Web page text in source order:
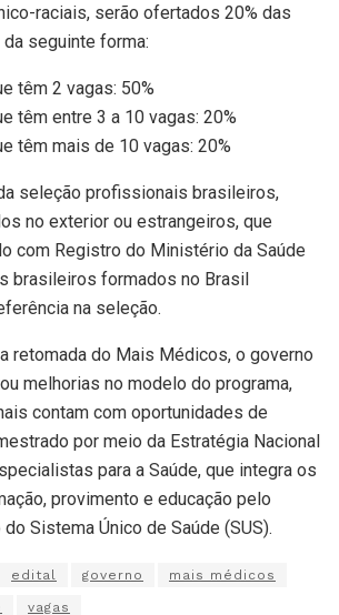
raciais, serão ofertados 20% das
seguinte forma:
têm 2 vagas: 50%
têm entre 3 a 10 vagas: 20%
têm mais de 10 vagas: 20%
seleção profissionais brasileiros,
no exterior ou estrangeiros, que
com Registro do Ministério da Saúde
brasileiros formados no Brasil
na seleção.
retomada do Mais Médicos, o governo
melhorias no modelo do programa,
contam com oportunidades de
por meio da Estratégia Nacional
para a Saúde, que integra os
provimento e educação pelo
Sistema Único de Saúde (SUS).
edital governo mais médicos
vagas